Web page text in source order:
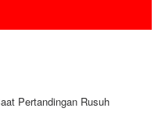
Pertandingan Rusuh